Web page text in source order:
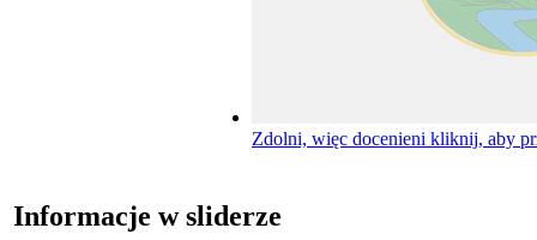
Zdolni, więc docenieni kliknij, aby
Informacje w sliderze